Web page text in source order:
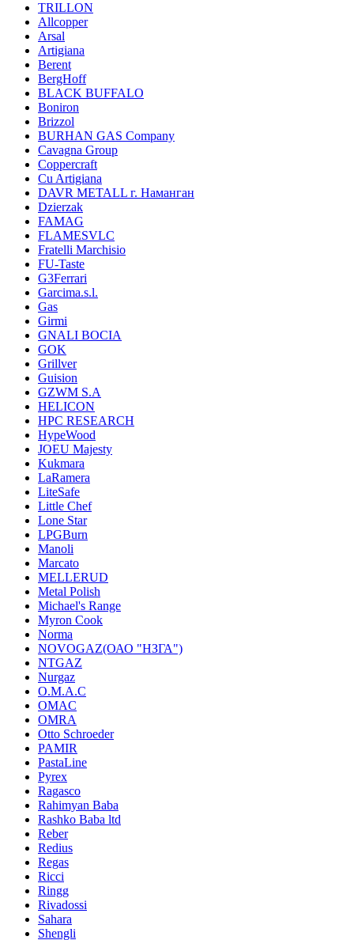
TRILLON
Allcopper
Arsal
Artigiana
Berent
BergHoff
BLACK BUFFALO
Boniron
Brizzol
BURHAN GAS Company
Cavagna Group
Coppercraft
Cu Artigiana
DAVR METALL г. Наманган
Dzierzak
FAMAG
FLAMESVLC
Fratelli Marchisio
FU-Taste
G3Ferrari
Garcima.s.l.
Gas
Girmi
GNALI BOCIA
GOK
Grillver
Guision
GZWM S.A
HELICON
HPC RESEARCH
HypeWood
JOEU Majesty
Kukmara
LaRamera
LiteSafe
Little Chef
Lone Star
LPGBurn
Manoli
Marcato
MELLERUD
Metal Polish
Michael's Range
Myron Cook
Norma
NOVOGAZ(ОАО "НЗГА")
NTGAZ
Nurgaz
O.M.A.C
OMAC
OMRA
Otto Schroeder
PAMIR
PastaLine
Pyrex
Ragasco
Rahimyan Baba
Rashko Baba ltd
Reber
Redius
Regas
Ricci
Ringg
Rivadossi
Sahara
Shengli